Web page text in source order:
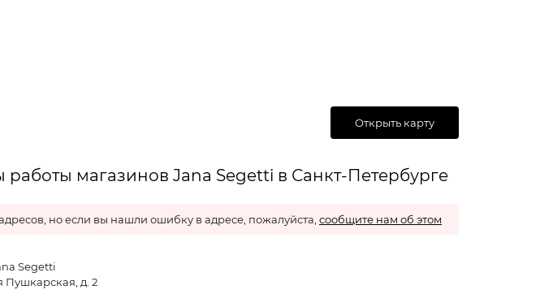
Открыть карту
магазинов Jana Segetti в Санкт-Петербурге
но если вы нашли ошибку в адресе, пожалуйста, сообщите нам об этом
Segetti
Пушкарская, д. 2